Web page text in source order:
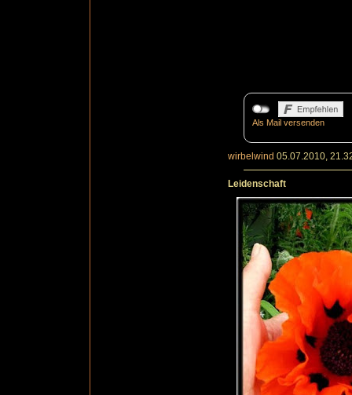
Als Mail versenden
wirbelwind 05.07.2010,
Leidenschaft